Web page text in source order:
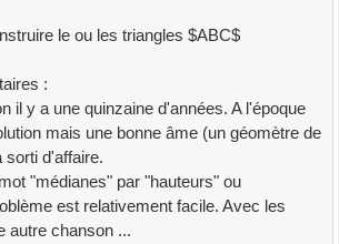
le ou les triangles $ABC$
:
il y a une quinzaine d'années. A l'époque
mais une bonne âme (un géomètre de
sorti d'affaire.
"médianes" par "hauteurs" ou
est relativement facile. Avec les
autre chanson ...